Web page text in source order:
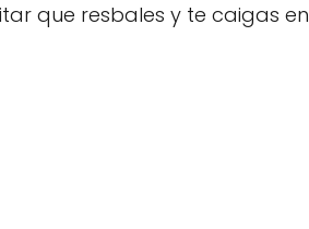
que resbales y te caigas en